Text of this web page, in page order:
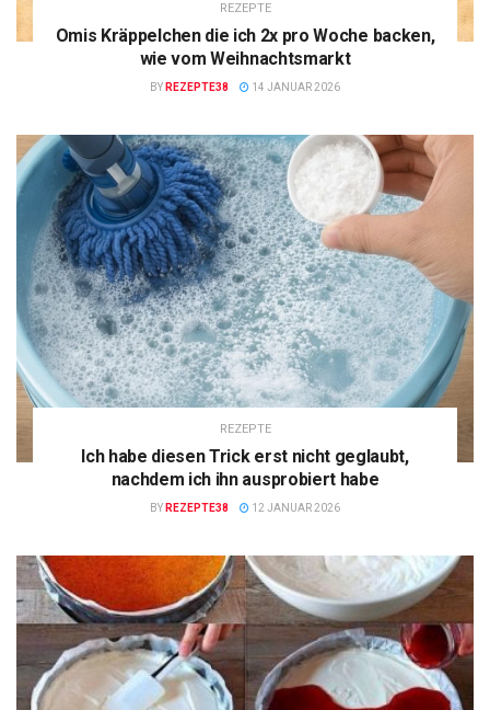
REZEPTE
Omis Kräppelchen die ich 2x pro Woche backen,
wie vom Weihnachtsmarkt
BY REZEPTE38 14 JANUAR 2026
REZEPTE
Ich habe diesen Trick erst nicht geglaubt,
nachdem ich ihn ausprobiert habe
BY REZEPTE38 12 JANUAR 2026